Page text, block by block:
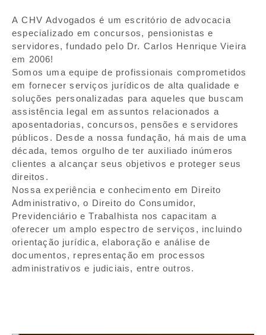
A CHV Advogados é um escritório de advocacia
especializado em concursos, pensionistas e
servidores, fundado pelo Dr. Carlos Henrique Vieira
em 2006!
Somos uma equipe de profissionais comprometidos
em fornecer serviços jurídicos de alta qualidade e
soluções personalizadas para aqueles que buscam
assistência legal em assuntos relacionados a
aposentadorias, concursos, pensões e servidores
públicos. Desde a nossa fundação, há mais de uma
década, temos orgulho de ter auxiliado inúmeros
clientes a alcançar seus objetivos e proteger seus
direitos.
Nossa experiência e conhecimento em Direito
Administrativo, o Direito do Consumidor,
Previdenciário e Trabalhista nos capacitam a
oferecer um amplo espectro de serviços, incluindo
orientação jurídica, elaboração e análise de
documentos, representação em processos
administrativos e judiciais, entre outros.